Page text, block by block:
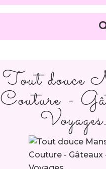
Tout douce
Couture -